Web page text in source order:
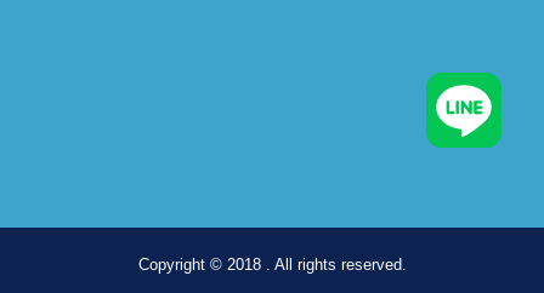
Copyright © 2018 . All rights reserved.